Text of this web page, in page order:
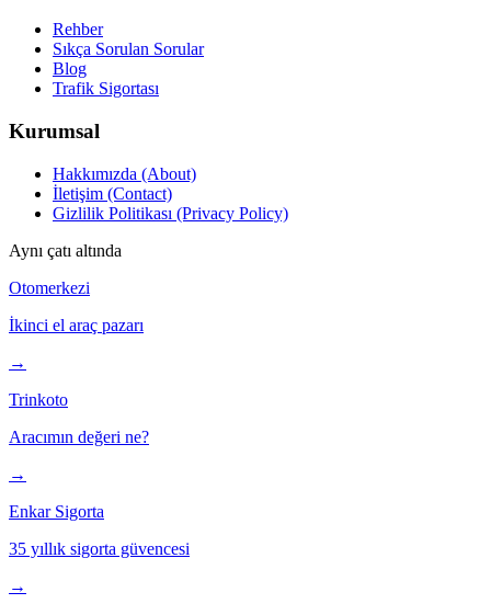
Rehber
Sıkça Sorulan Sorular
Blog
Trafik Sigortası
Kurumsal
Hakkımızda (About)
İletişim (Contact)
Gizlilik Politikası (Privacy Policy)
Aynı çatı altında
Otomerkezi
İkinci el araç pazarı
→
Trinkoto
Aracımın değeri ne?
→
Enkar Sigorta
35 yıllık sigorta güvencesi
→